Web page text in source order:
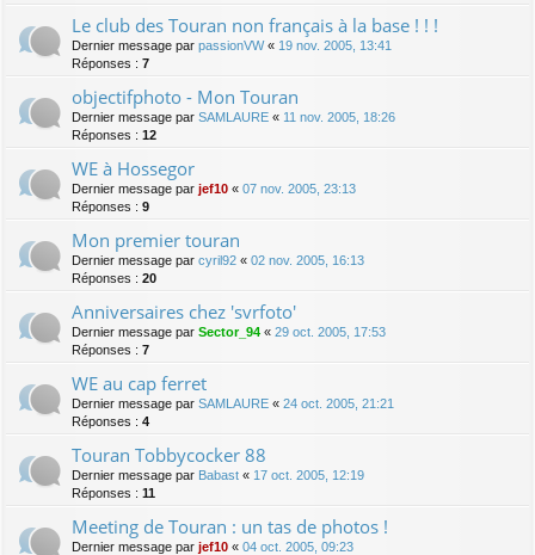
Le club des Touran non français à la base ! ! !
Dernier message par passionVW« 19 nov. 2005, 13:41
Réponses : 7
objectifphoto - Mon Touran
Dernier message par SAMLAURE « 11 nov. 2005, 18:26
Réponses : 12
WE à Hossegor
Dernier message par jef10 « 07 nov. 2005, 23:13
Réponses : 9
Mon premier touran
Dernier message par cyril92 « 02 nov. 2005, 16:13
Réponses : 20
Anniversaires chez 'svrfoto'
Dernier message par Sector_94 « 29 oct. 2005, 17:53
Réponses : 7
WE au cap ferret
Dernier message par SAMLAURE « 24 oct. 2005, 21:21
Réponses : 4
Touran Tobbycocker 88
Dernier message par Babast « 17 oct. 2005, 12:19
Réponses : 11
Meeting de Touran : un tas de photos !
Dernier message par jef10 « 04 oct. 2005, 09:23